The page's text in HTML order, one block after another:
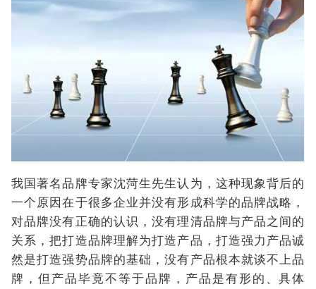
我国著名品牌专家沈菏生先生认为，这种现象背后的
一个原因在于很多企业并没有形成科学的品牌战略，
对品牌没有正确的认识，没有理清品牌与产品之间的
关系，把打造品牌理解为打造产品，打造强力产品诚
然是打造强势品牌的基础，没有产品根本就谈不上品
牌，但产品毕竟不等于品牌，产品是有形的、具体